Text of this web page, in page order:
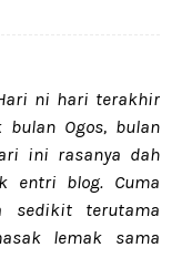
ni hari terakhir
Ogos, bulan
ini rasanya dah
entri blog. Cuma
sedikit terutama
lemak sama